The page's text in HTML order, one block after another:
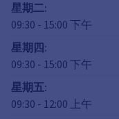
星期二:
09:30 - 15:00 下午
星期四 :
09:30 - 15:00 下午
星期五:
09:30 - 12:00 上午